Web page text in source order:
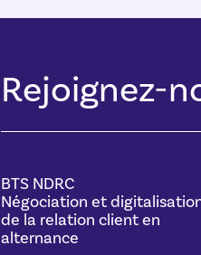
Rejoignez-
BTS NDRC
Négociation et
de la relation client en
alternance